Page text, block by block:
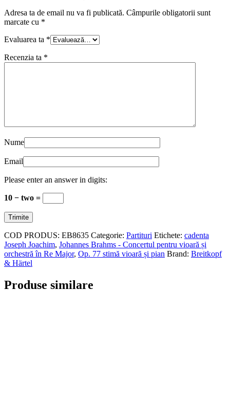
Adresa ta de email nu va fi publicată. Câmpurile obligatorii sunt
marcate cu *
Evaluarea ta *
Recenzia ta *
Nume
Email
Please enter an answer in digits:
10 − two =
COD PRODUS: EB8635 Categorie: Partituri Etichete: cadenta
Joseph Joachim, Johannes Brahms - Concertul pentru vioară și
orchestră în Re Major, Op. 77 stimă vioară și pian Brand: Breitkopf
& Härtel
Produse similare